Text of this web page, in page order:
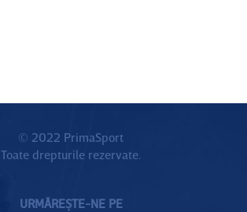
© 2022 PrimaSport
Toate drepturile rezervate.
URMĂREȘTE-NE PE